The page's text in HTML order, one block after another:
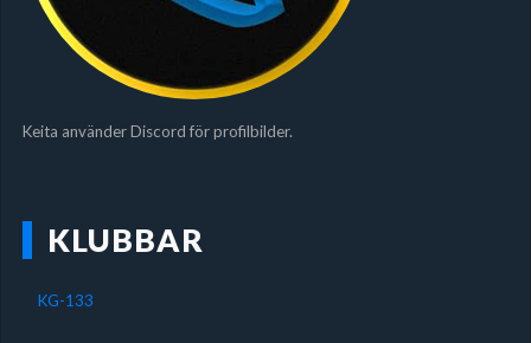
Keita använder Discord för profilbilder.
KLUBBAR
KG-133